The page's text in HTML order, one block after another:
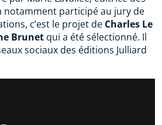
notamment participé au jury de
c’est le projet de Charles Le
Brunet qui a été sélectionné. Il
sociaux des éditions Julliard